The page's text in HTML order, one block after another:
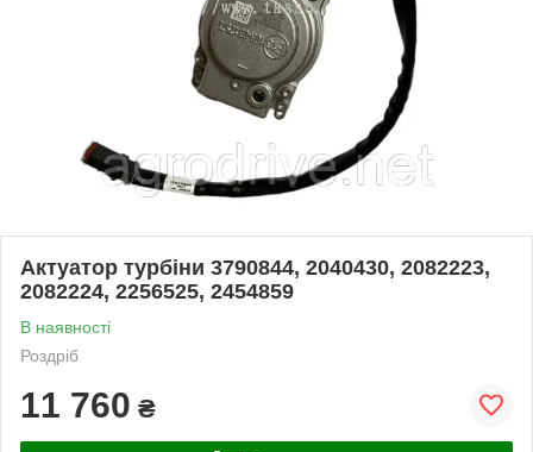
Актуатор турбіни 3790844, 2040430, 2082223,
2082224, 2256525, 2454859
В наявності
Роздріб
11 760 ₴